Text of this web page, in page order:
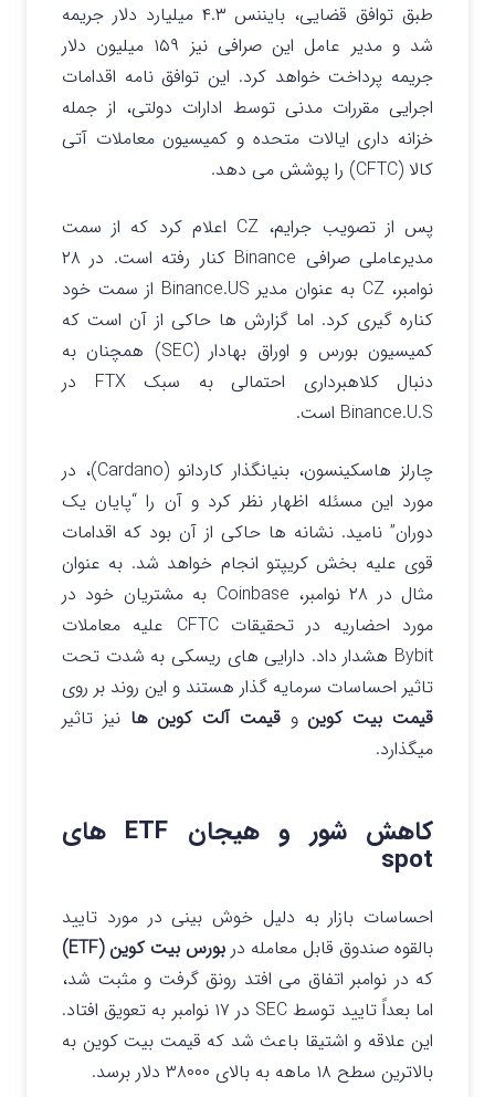
طبق توافق قضایی، بایننس ۴.۳ میلیارد دلار جریمه
شد و مدیر عامل این صرافی نیز ۱۵۹ میلیون دلار
جریمه پرداخت خواهد کرد. این توافق نامه اقدامات
اجرایی مقررات مدنی توسط ادارات دولتی، از جمله
خزانه داری ایالات متحده و کمیسیون معاملات آتی
کالا (CFTC) را پوشش می دهد.
پس از تصویب جرایم، CZ اعلام کرد که از سمت
مدیرعاملی صرافی Binance کنار رفته است. در ۲۸
نوامبر، CZ به عنوان مدیر Binance.US از سمت خود
کناره گیری کرد. اما گزارش ها حاکی از آن است که
کمیسیون بورس و اوراق بهادار (SEC) همچنان به
دنبال کلاهبرداری احتمالی به سبک FTX در
Binance.U.S است.
چارلز هاسکینسون، بنیانگذار کاردانو (Cardano)، در
مورد این مسئله اظهار نظر کرد و آن را “پایان یک
دوران” نامید. نشانه ها حاکی از آن بود که اقدامات
قوی علیه بخش کریپتو انجام خواهد شد. به عنوان
مثال در ۲۸ نوامبر، Coinbase به مشتریان خود در
مورد احضاریه در تحقیقات CFTC علیه معاملات
Bybit هشدار داد.
دارایی های ریسکی به شدت تحت
تاثیر احساسات سرمایه گذار هستند و این روند بر روی
قیمت بیت کوینوقیمت آلت کوین ها نیز تاثیر
میگذارد.
کاهش شور و هیجان ETF های
spot
احساسات بازار به دلیل خوش بینی در مورد تایید
بالقوه صندوق قابل معامله در بورس بیت کوین (ETF)
که در نوامبر اتفاق می افتد رونق گرفت و مثبت شد،
اما بعداً تایید توسط SEC در ۱۷ نوامبر به تعویق افتاد.
این علاقه و اشتیقا باعث شد که قیمت بیت کوین به
بالاترین سطح ۱۸ ماهه به بالای ۳۸۰۰۰ دلار برسد.